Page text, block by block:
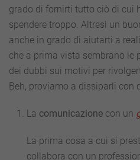
grado di fornirti tutto ciò di cui
spendere troppo. Altresì un
anche in grado di aiutarti a
che a prima vista sembrano le
dei dubbi sui motivi per
Beh, proviamo a dissiparli con
La comunicazione con un
La prima cosa a cui si
collabora con un